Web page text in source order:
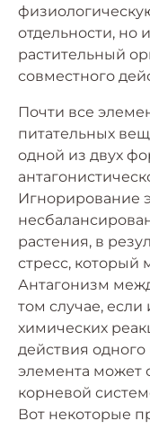
отдельности, но
растительный
совместного
Почти все
питательных
одной из двух
Игнорирование
растения, в
стресс, который
Антагонизм
том случае, если
химических
действия одного
элемента может
корневой
Вот некоторые